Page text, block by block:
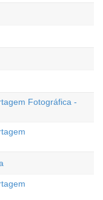
Fotográfica -